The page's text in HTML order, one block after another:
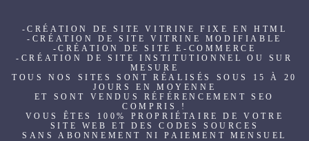
-CRÉATION DE SITE VITRINE FIXE EN HTML
-CRÉATION DE SITE VITRINE MODIFIABLE
-CRÉATION DE SITE E-COMMERCE
-CRÉATION DE SITE INSTITUTIONNEL OU SUR
MESURE
TOUS NOS SITES SONT RÉALISÉS SOUS 15 À 20
JOURS EN MOYENNE
ET SONT VENDUS RÉFÉRENCEMENT SEO
COMPRIS !
VOUS ÊTES 100% PROPRIÉTAIRE DE VOTRE
SITE WEB ET DES CODES SOURCES
SANS ABONNEMENT NI PAIEMENT MENSUEL